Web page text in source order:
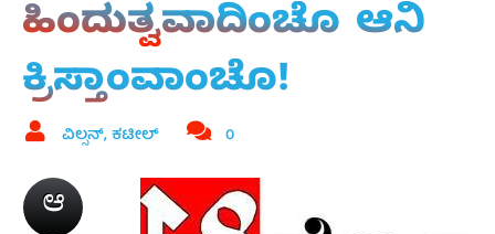
ಹಿಂದುತ್ವವಾದಿಂಚೊ ಆನಿ
ಕ್ರಿಸ್ತಾಂವಾಂಚೊ!
ವಿಲ್ಸನ್, ಕಟೀಲ್ 0
ಆ